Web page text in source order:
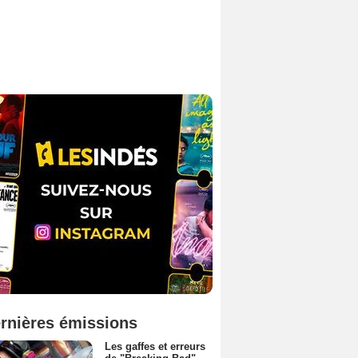
émissions
Les gaffes et erreurs